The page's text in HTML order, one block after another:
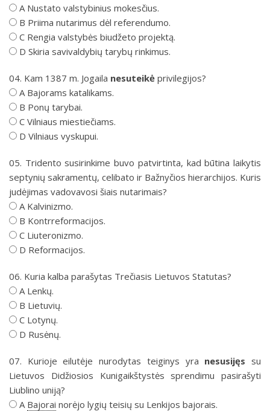
A Nustato valstybinius mokesčius.
B Priima nutarimus dėl referendumo.
C Rengia valstybės biudžeto projektą.
D Skiria savivaldybių tarybų rinkimus.
04. Kam 1387 m. Jogaila nesuteikė privilegijos?
A Bajorams katalikams.
B Ponų tarybai.
C Vilniaus miestiečiams.
D Vilniaus vyskupui.
05. Tridento susirinkime buvo patvirtinta, kad būtina laikytis
septynių sakramentų, celibato ir Bažnyčios hierarchijos. Kuris
judėjimas vadovavosi šiais nutarimais?
A Kalvinizmo.
B Kontrreformacijos.
C Liuteronizmo.
D Reformacijos.
06. Kuria kalba parašytas Trečiasis Lietuvos Statutas?
A Lenkų.
B Lietuvių.
C Lotynų.
D Rusėnų.
07. Kurioje eilutėje nurodytas teiginys yra nesusijęs su
Lietuvos Didžiosios Kunigaikštystės sprendimu pasirašyti
Liublino uniją?
A Bajorai norėjo lygių teisių su Lenkijos bajorais.